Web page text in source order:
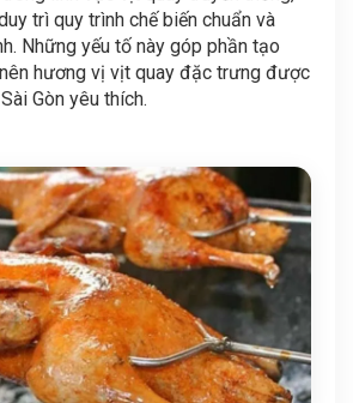
trì quy trình chế biến chuẩn và
Những yếu tố này góp phần tạo
hương vị vịt quay đặc trưng được
Gòn yêu thích.